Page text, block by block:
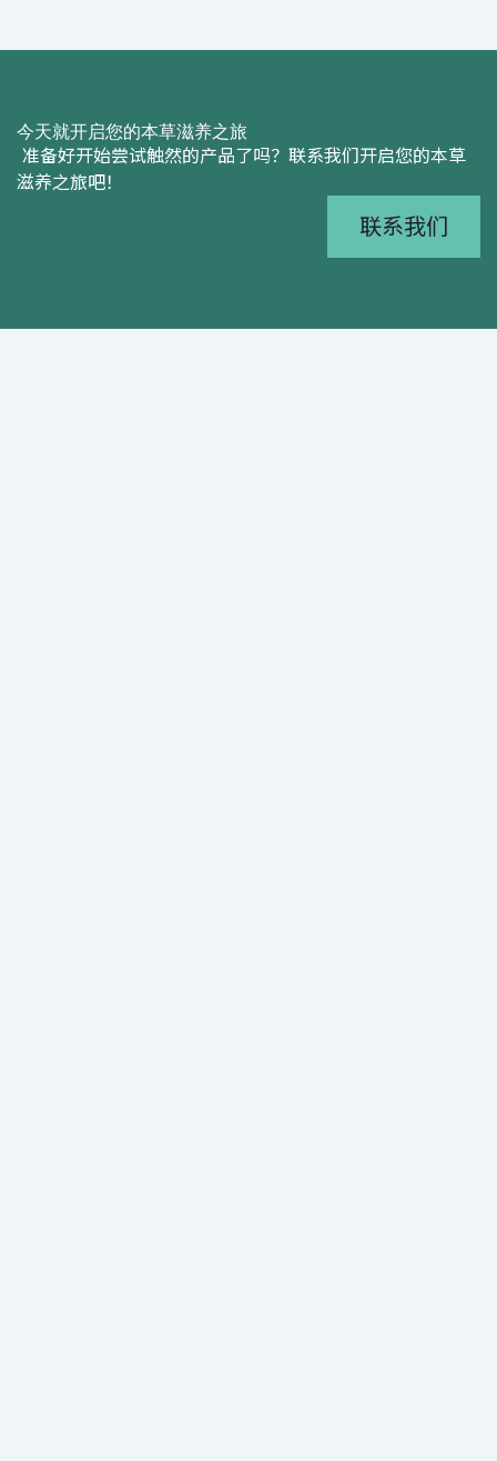
今天就开启您的本草滋养之旅
准备好开始尝试触然的产品了吗？联系我们开启您的本草
滋养之旅吧！
联系我们